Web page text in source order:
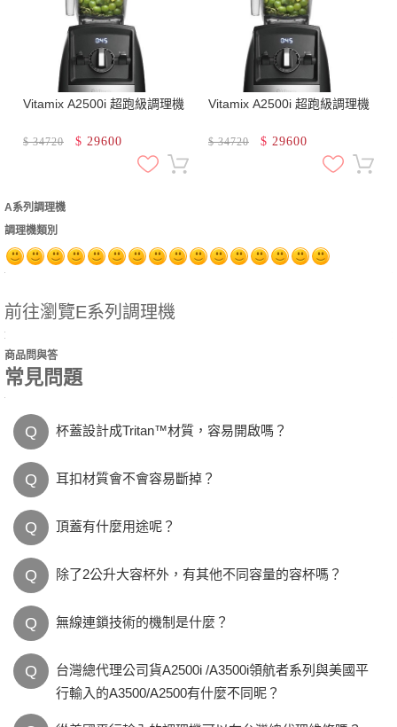
Vitamix A2500i 超跑級調理機
$34720 $ 29600
Vitamix A2500i 超跑級調理機
$34720 $ 29600
A系列調理機
調理機類別
前往瀏覽E系列調理機
商品問與答
常見問題
Q 杯蓋設計成Tritan™材質，容易開啟嗎？
Q 耳扣材質會不會容易斷掉？
Q 頂蓋有什麼用途呢？
Q 除了2公升大容杯外，有其他不同容量的容杯嗎？
Q 無線連鎖技術的機制是什麼？
Q
台灣總代理公司貨A2500i /A3500i領航者系列與美國平
行輸入的A3500/A2500有什麼不同昵？